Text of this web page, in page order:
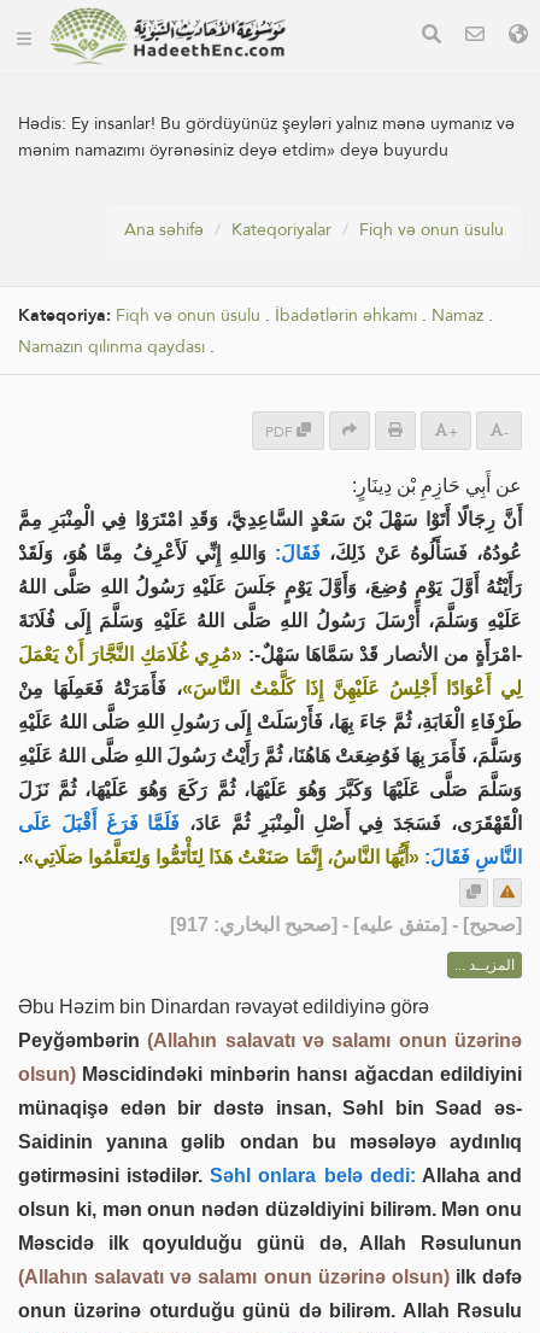
Hədis: Ey insanlar! Bu gördüyünüz şeyləri yalnız mənə uymanız və
mənim namazımı öyrənəsiniz deyə etdim» deyə buyurdu
Ana səhifə Kateqoriyalar Fiqh və onun üsulu
Kateqoriya: Fiqh və onun üsulu . İbadətlərin əhkamı . Namaz .
Namazın qılınma qaydası .
PDF + -
عن أَبِي حَازِمِ بْن دِينَارٍ:
أَنَّ رِجَالًا أَتَوْا سَهْلَ بْنَ سَعْدٍ السَّاعِدِيَّ، وَقَدِ امْتَرَوْا فِي الْمِنْبَرِ مِمَّ
عُودُهُ، فَسَأَلُوهُ عَنْ ذَلِكَ، فَقَالَ: وَاللهِ إِنِّي لَأَعْرِفُ مِمَّا هُوَ، وَلَقَدْ
رَأَيْتُهُ أَوَّلَ يَوْمٍ وُضِعَ، وَأَوَّلَ يَوْمٍ جَلَسَ عَلَيْهِ رَسُولُ اللهِ صَلَّى اللهُ
عَلَيْهِ وَسَلَّمَ، أَرْسَلَ رَسُولُ اللهِ صَلَّى اللهُ عَلَيْهِ وَسَلَّمَ إِلَى فُلَانَةَ
-امْرَأَةٍ من الأنصار قَدْ سَمَّاهَا سَهْلٌ-: «مُرِي غُلَامَكِ النَّجَّارَ أَنْ يَعْمَلَ
لِي أَعْوَادًا أَجْلِسُ عَلَيْهِنَّ إِذَا كَلَّمْتُ النَّاسَ»، فَأَمَرَتْهُ فَعَمِلَهَا مِنْ
طَرْفَاءِ الْغَابَةِ، ثُمَّ جَاءَ بِهَا، فَأَرْسَلَتْ إِلَى رَسُولِ اللهِ صَلَّى اللهُ عَلَيْهِ
وَسَلَّمَ، فَأَمَرَ بِهَا فَوُضِعَتْ هَاهُنَا، ثُمَّ رَأَيْتُ رَسُولَ اللهِ صَلَّى اللهُ عَلَيْهِ
وَسَلَّمَ صَلَّى عَلَيْهَا وَكَبَّرَ وَهُوَ عَلَيْهَا، ثُمَّ رَكَعَ وَهُوَ عَلَيْهَا، ثُمَّ نَزَلَ
الْقَهْقَرَى، فَسَجَدَ فِي أَصْلِ الْمِنْبَرِ ثُمَّ عَادَ، فَلَمَّا فَرَغَ أَقْبَلَ عَلَى
النَّاسِ فَقَالَ: «أَيُّهَا النَّاسُ، إِنَّمَا صَنَعْتُ هَذَا لِتَأْتَمُّوا وَلِتَعَلَّمُوا صَلَاتِي».
[صحيح] - [متفق عليه] - [صحيح البخاري: 917]
المزيــد ...
Əbu Həzim bin Dinardan rəvayət edildiyinə görə
Peyğəmbərin(Allahın salavatı və salamı onun üzərinə
olsun) Məscidindəki minbərin hansı ağacdan edildiyini
münaqişə edən bir dəstə insan, Səhl bin Səad əs-
Saidinin yanına gəlib ondan bu məsələyə aydınlıq
gətirməsini istədilər. Səhl onlara belə dedi: Allaha and
olsun ki, mən onun nədən düzəldiyini bilirəm. Mən onu
Məscidə ilk qoyulduğu günü də, Allah Rəsulunun
(Allahın salavatı və salamı onun üzərinə olsun)ilk dəfə
onun üzərinə oturduğu günü də bilirəm. Allah Rəsulu